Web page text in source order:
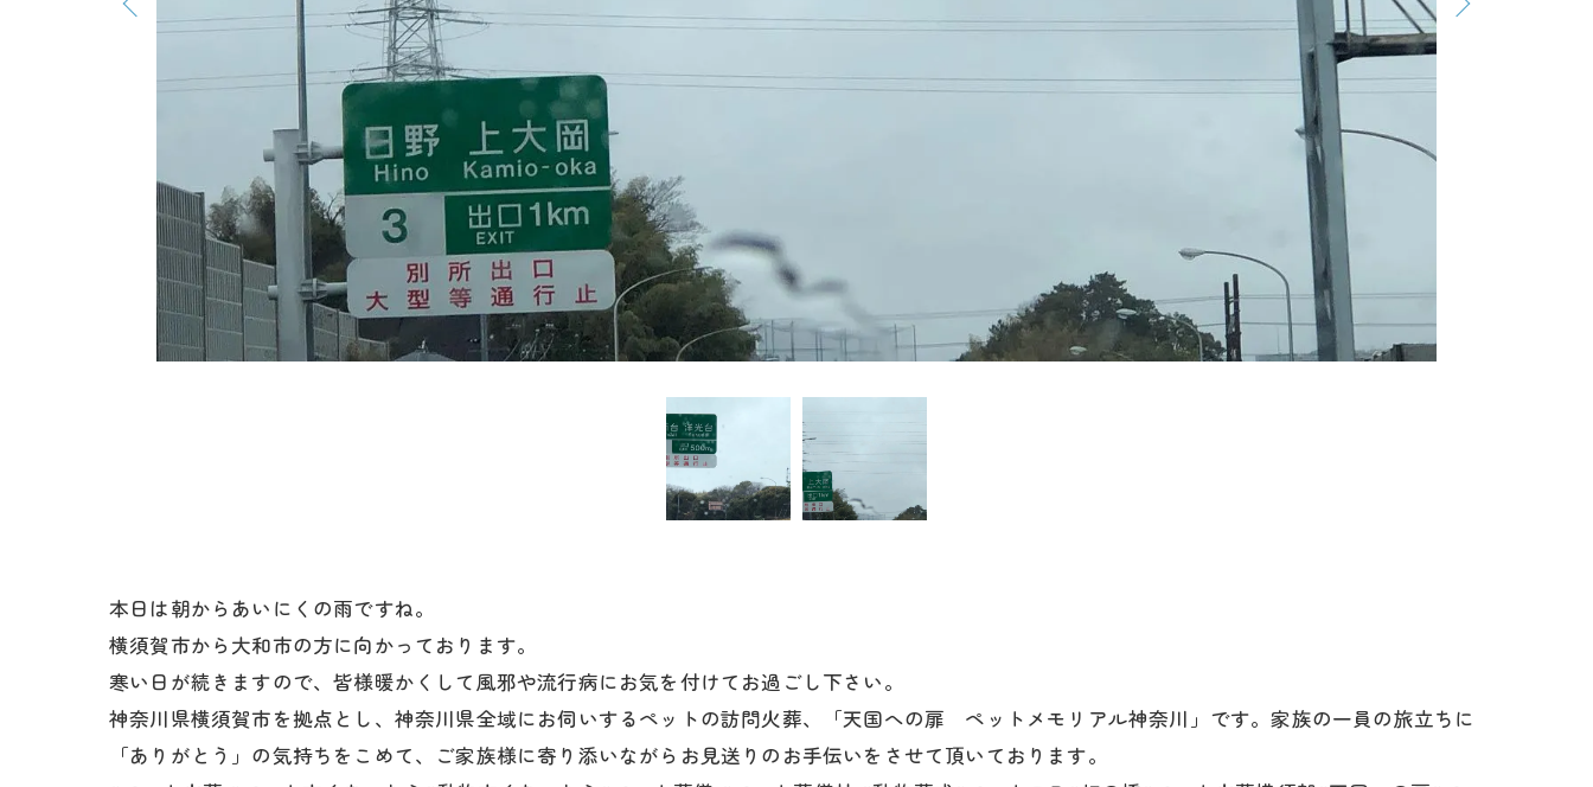
本日は朝からあいにくの雨ですね。
横須賀市から大和市の方に向かっております。
寒い日が続きますので、皆様暖かくして風邪や流行病にお気を付けてお過ごし下さい。
神奈川県横須賀市を拠点とし、神奈川県全域にお伺いするペットの訪問火葬、「天国への扉 ペットメモリアル神奈川」です。家族の一員の旅立ちに
「ありがとう」の気持ちをこめて、ご家族様に寄り添いながらお見送りのお手伝いをさせて頂いております。